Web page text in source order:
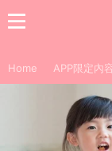
Home APP限定內